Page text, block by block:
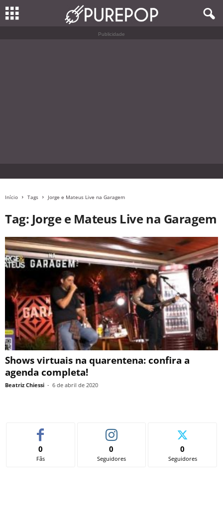
Publicidade
Início Tags Jorge e Mateus Live na Garagem
Tag: Jorge e Mateus Live na Garagem
Shows virtuais na quarentena: confira a
agenda completa!
Beatriz Chiessi - 6 de abril de 2020
0
Fãs
0
Seguidores
0
Seguidores